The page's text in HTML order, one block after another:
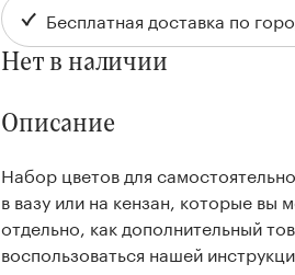
Ten
Бесплатная доставка по
Нет в наличии
Описание
Набор цветов для
в вазу или на кензан, которые вы
отдельно, как дополнительный
воспользоваться нашей